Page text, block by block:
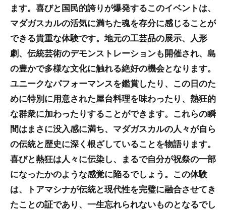
ます。喜びと国民的誇りが爆発するこのイベントは、
マダガスカルの活気に満ちた魂を存分に感じることが
できる貴重な体験です。地元の工芸品の展示、人形
劇、伝統芸術のデモンストレーションも開催され、島
の豊かで多様な文化に触れる絶好の機会となります。
ユニークなパフォーマンスを鑑賞したり、この日のた
めに特別に用意された屋台料理を味わったり、熱狂的
な群衆に加わったりすることができます。これらの瞬
間はまさに没入感に満ち、マダガスカルの人々が自ら
の伝統と歴史に深く根ざしていることを物語ります。
喜びと熱狂は人々に伝染し、まるで自分が祝祭の一部
になったかのような感覚に陥るでしょう。この体験
は、トアマシナが伝統と現代性を完璧に融合させてき
たことの証であり、一生忘れられないものとなるでし